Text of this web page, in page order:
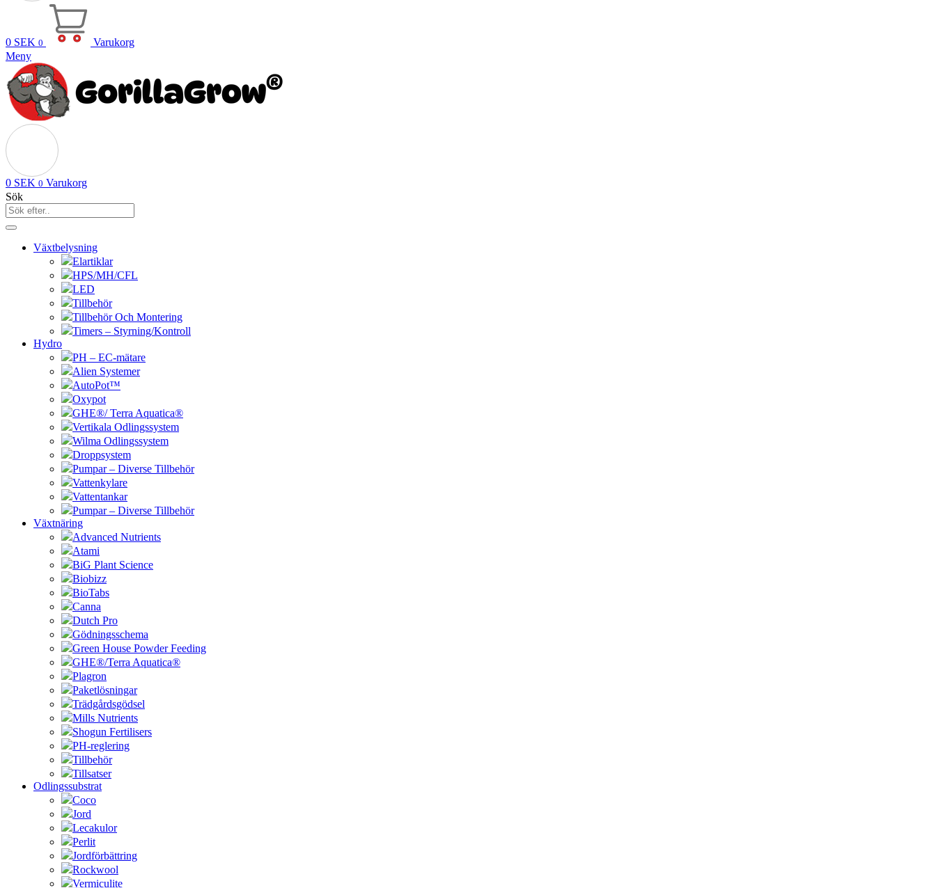
0 SEK 0
Varukorg
Meny
0 SEK 0 Varukorg
Sök
Växtbelysning
Elartiklar
HPS/MH/CFL
LED
Tillbehör
Tillbehör Och Montering
Timers – Styrning/Kontroll
Hydro
PH – EC-mätare
Alien Systemer
AutoPot™
Oxypot
GHE®/ Terra Aquatica®
Vertikala Odlingssystem
Wilma Odlingssystem
Droppsystem
Pumpar – Diverse Tillbehör
Vattenkylare
Vattentankar
Pumpar – Diverse Tillbehör
Växtnäring
Advanced Nutrients
Atami
BiG Plant Science
Biobizz
BioTabs
Canna
Dutch Pro
Gödningsschema
Green House Powder Feeding
GHE®/Terra Aquatica®
Plagron
Paketlösningar
Trädgårdsgödsel
Mills Nutrients
Shogun Fertilisers
PH-reglering
Tillbehör
Tillsatser
Odlingssubstrat
Coco
Jord
Lecakulor
Perlit
Jordförbättring
Rockwool
Vermiculite